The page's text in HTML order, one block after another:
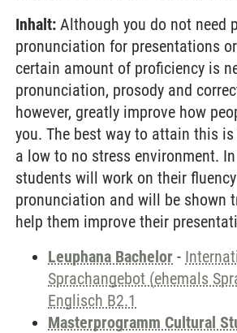
Inhalt: Although you do not need
pronunciation for presentations
certain amount of proficiency is
pronunciation, prosody and
however, greatly improve how
you. The best way to attain this
a low to no stress environment.
students will work on their
pronunciation and will be shown
help them improve their
Leuphana Bachelor -
Sprachangebot (ehemals
Englisch B2.1
Masterprogramm Cultural